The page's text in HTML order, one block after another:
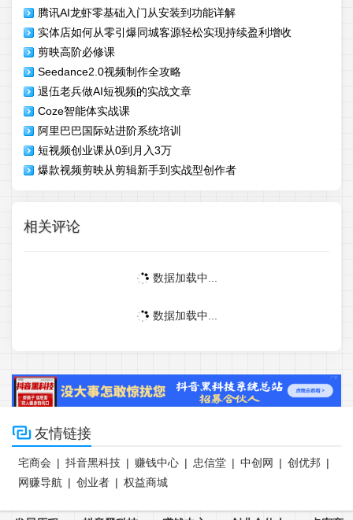
腾讯AI龙虾零基础入门从安装到功能详解
实体店如何从零引爆同城客源轻松实现持续盈利增收
剪映高阶必修课
Seedance2.0视频制作全攻略
退伍老兵做AI短视频的实战文章
Coze智能体实战课
阿里巴巴国际站进阶系统培训
短视频创业课从0到月入3万
爆款视频剪映从剪辑新手到实战型创作者
相关评论
数据加载中...
数据加载中...
 友情链接
宅商会 | 抖音黑科技 | 赚钱中心 | 忠信堂 | 中创网 | 创优邦 |
网赚导航 | 创业者 | 权益商城